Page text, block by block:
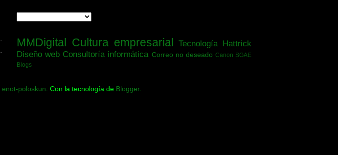
MMDigital Cultura empresarial Tecnología Hattrick
Diseño web Consultoría informática Correo no deseado Canon SGAE
Blogs
enot-poloskun . Con la tecnología de Blogger.